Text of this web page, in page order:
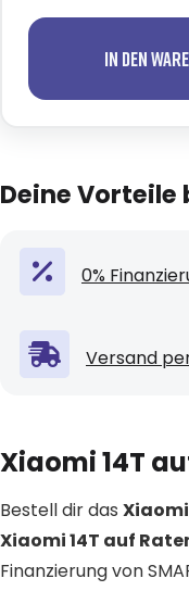
In den
Deine Vorteile
0%
Versand
Xiaomi 14T
Bestell dir das
Xiaomi 14T auf
Finanzierung von